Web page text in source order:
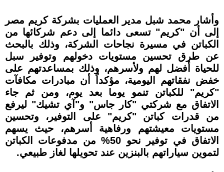
وأشار محمد شبل مدير العمليات بشركة كريم مصر
إلى أن "كريم" تسعى دائما إلى دعم شركائها من
الكباتن في مسيرة نجاحات الشركة، وذلك بالبحث
عن طرق تحسين مستويات دخولهم وتوفير سبل
للحياة أفضل لهم ولأسرهم، وذلك بمساعدتهم على
خفض نفقاتهم اليومية، مؤكداً أن مبادرات مكافآت
"كريم" للكباتن تنمو يوما بعد يوم، ومن ثم جاء
الاتفاق مع شركتي "كار جاس" و"آي تشيك" ليرفع
من قدرات كباتن "كريم" على التوفير، وتحسين
مستويات معيشتهم ورفاهية أسرهم، حيث يسهم
الاتفاق في توفير نحو 50% من مدفوعات الكباتن
لتموين سياراتهم بالبنزين عند تحويلها لغاز طبيعي.